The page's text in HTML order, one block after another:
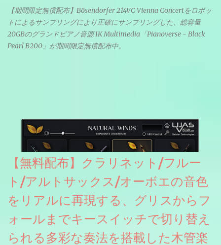
【期間限定無償配布】Bösendorfer 214VC Vienna Concertをロボッ
トによるサンプリングにより正確にサンプリングした、総容量
20GBのグランドピアノ音源 IK Multimedia「Pianoverse - Black
Pearl B200」が期間限定無償配布中。
【無料配布】クラリネット/フルー
ト/アルトサックス/オーボエの音色
をリアルに再現する、グリスからフ
ォールまでキースイッチで切り替え
られる多彩な奏法を搭載した木管楽